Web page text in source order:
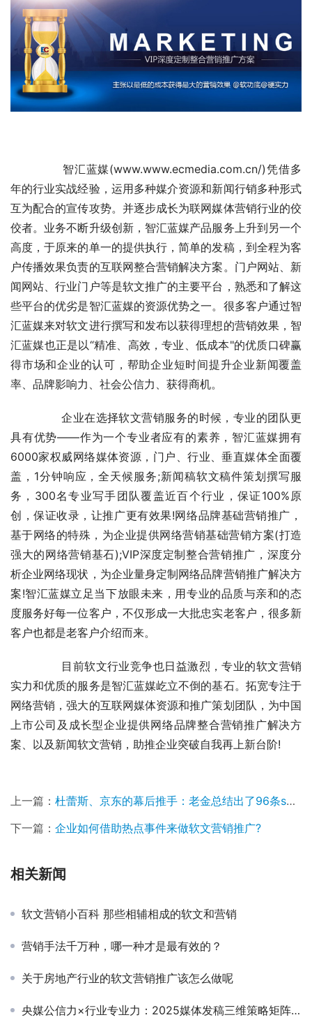
年的行业实战经验，运用多种媒介资源和新闻行销多种形式
互为配合的宣传攻势。并逐步成长为联网媒体营销行业的佼
佼者。业务不断升级创新，智汇蓝媒产品服务上升到另一个
高度，于原来的单一的提供执行，简单的发稿，到全程为客
户传播效果负责的互联网整合营销解决方案。门户网站、新
闻网站、行业门户等是软文推广的主要平台，熟悉和了解这
些平台的优劣是智汇蓝媒的资源优势之一。很多客户通过智
汇蓝媒来对软文进行撰写和发布以获得理想的营销效果，智
汇蓝媒也正是以“精准、高效，专业、低成本"的优质口碑赢
得市场和企业的认可，帮助企业短时间提升企业新闻覆盖
率、品牌影响力、社会公信力、获得商机。
具有优势——作为一个专业者应有的素养，智汇蓝媒拥有
6000家权威网络媒体资源，门户、行业、垂直媒体全面覆
盖，1分钟响应，全天候服务;新闻稿软文稿件策划撰写服
务，300名专业写手团队覆盖近百个行业，保证100%原
创，保证收录，让推广更有效果!网络品牌基础营销推广，
基于网络的特殊，为企业提供网络营销基础营销方案(打造
强大的网络营销基石);VIP深度定制整合营销推广，深度分
析企业网络现状，为企业量身定制网络品牌营销推广解决方
案!智汇蓝媒立足当下放眼未来，用专业的品质与亲和的态
度服务好每一位客户，不仅形成一大批忠实老客户，很多新
客户也都是老客户介绍而来。
实力和优质的服务是智汇蓝媒屹立不倒的基石。拓宽专注于
网络营销，强大的互联网媒体资源和推广策划团队，为中国
上市公司及成长型企业提供网络品牌整合营销推广解决方
案、以及新闻软文营销，助推企业突破自我再上新台阶!
上一篇： 杜蕾斯、京东的幕后推手：老金总结出了96条social法则
下一篇： 企业如何借助热点事件来做软文营销推广?
相关新闻
软文营销小百科 那些相辅相成的软文和营销
营销手法千万种，哪一种才是最有效的？
关于房地产行业的软文营销推广该怎么做呢
央媒公信力×行业专业力：2025媒体发稿三维策略矩阵，智能匹配精准传播通路